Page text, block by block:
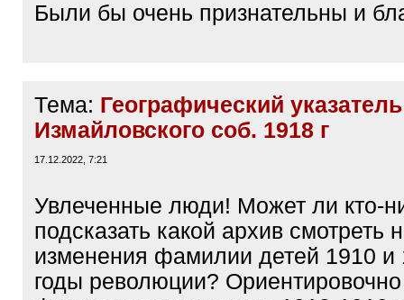
Были бы очень признательны и
Тема: Географический
Измайловского соб. 1918 г
17.12.2022, 7:21
Увлеченные люди! Может ли кто-
подсказать какой архив смотреть
изменения фамилии детей 1910 и
годы революции?